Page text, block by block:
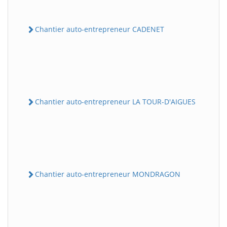
Chantier auto-entrepreneur CADENET
Chantier auto-entrepreneur LA TOUR-D'AIGUES
Chantier auto-entrepreneur MONDRAGON